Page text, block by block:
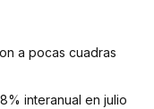
a pocas cuadras
interanual en julio